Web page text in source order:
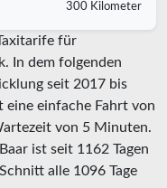
300 Kilometer
für
In dem folgenden
seit 2017 bis
eine einfache Fahrt von
von 5 Minuten.
ist seit 1162 Tagen
alle 1096 Tage